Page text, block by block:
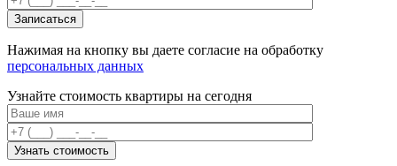
Нажимая на кнопку вы даете согласие на обработку
персональных данных
Узнайте стоимость квартиры на сегодня